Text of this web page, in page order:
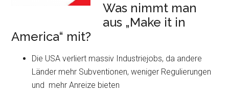
Was nimmt man
aus „Make it in
America“ mit?
Die USA verliert massiv Industriejobs, da andere
Länder mehr Subventionen, weniger Regulierungen
und mehr Anreize bieten